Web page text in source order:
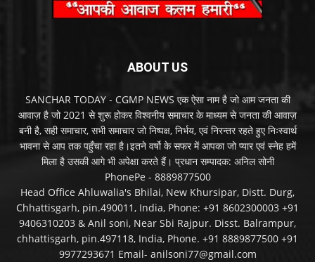
ABOUT US
SANCHAR TODAY - CGMP NEWS एक ऐसा नाम है जो आम जनता की
आवाज़ है जो 2021 से शुरू होकर विश्वनीय समाचार के माध्यम से जनता की आवाज़
बनी है, सही समाचार, सभी समाचार जो निष्पक्ष, निर्भय, एवं निरन्तर रहते हुए निःस्वार्थ
भावना से आप तक पहुँचा रहा है।इतने वर्षो के सफर में आपका जो प्यार एवं स्नेह हमें
मिला है उसकी आगे भी अपेक्षा करते हैं। प्रधान सम्पादक: अनिल सोनी
PhonePe - 8889877500
Head Office Ahluwalia's Bhilai, New Khursipar, Distt. Durg,
Chhattisgarh, pin.490011, India, Phone: +91 8602300003 +91
9406310203 & Anil soni, Near Sbi Rajpur. Disst. Balrampur,
chhattisgarh, pin.497118, India, Phone. +91 8889877500 +91
9977293671 Email- anilsoni77@gmail.com